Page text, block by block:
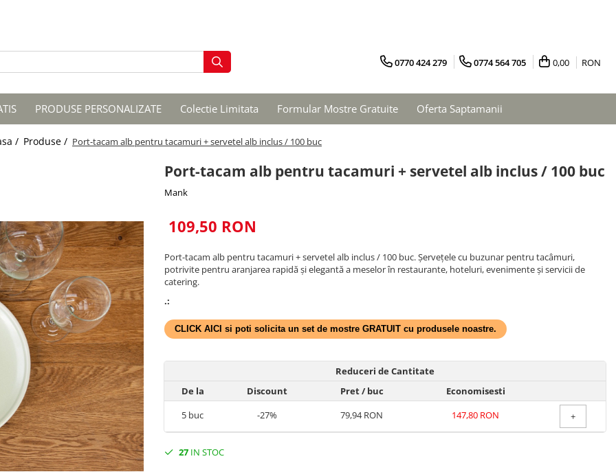
0770 424 279 0774 564 705 0,00 RON
PRODUSE PERSONALIZATE Colectie Limitata Formular Mostre Gratuite Oferta Saptamanii
/ Produse / Port-tacam alb pentru tacamuri + servetel alb inclus / 100 buc
Port-tacam alb pentru tacamuri + servetel alb inclus / 100 buc
Mank
109,50 RON
Port-tacam alb pentru tacamuri + servetel alb inclus / 100 buc. Șervețele cu buzunar pentru tacâmuri,
potrivite pentru aranjarea rapidă și elegantă a meselor în restaurante, hoteluri, evenimente și servicii de
catering.
.:
CLICK AICI si poti solicita un set de mostre GRATUIT cu produsele noastre.
Reduceri de Cantitate
De la
Discount Pret/ buc
Economisesti
5 buc -27% 79,94 RON 147,80 RON +
27 IN STOC